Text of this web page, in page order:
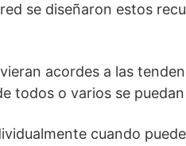
se diseñaron estos
acordes a las
todos o varios se
cuando